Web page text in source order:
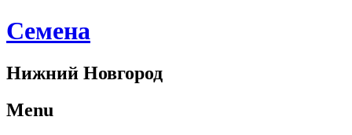
Cемена
Нижний Новгород
Menu